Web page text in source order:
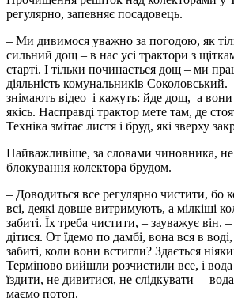
регулярно, запевняє посадовець.
– Ми дивимося уважно за погодою, як
сильний дощ – в нас усі трактори з
старті. І тільки починається дощ – ми
діяльність комунальників
знімають відео і кажуть: йде дощ, а вони
якісь. Насправді трактор мете там, де
Техніка змітає листя і бруд, які зверху
Найважливіше, за словами чиновника,
блокування колектора брудом.
– Доводиться все регулярно чистити, бо
всі, деякі довше витримують, а мілкіші
забиті. Їх треба чистити, – зауважує він.
дітися. От їдемо по дамбі, вона вся в
забиті, коли вони встигли? Здається
Терміново вийшли розчистили все, і
їздити, не дивитися, не слідкувати –
маємо потоп.